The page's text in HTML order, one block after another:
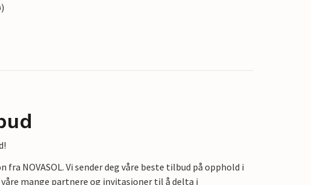
NOVASOL. Vi sender deg våre beste tilbud på opphold i
mange partnere og invitasjoner til å delta i